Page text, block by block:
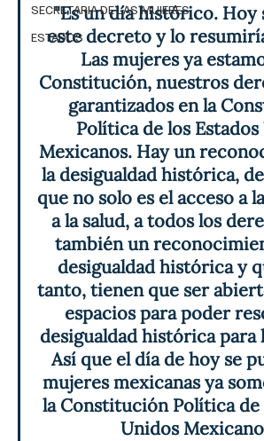
SECRETARIA DE LAS MUJERES
ESTADOS
"Es un día histórico. Hoy
este decreto y lo
Las mujeres ya
Constitución, nuestros
garantizados en la
Política de los
Mexicanos. Hay un
la desigualdad histórica,
que no solo es el acceso a
a la salud, a todos los
también un
desigualdad histórica y
tanto, tienen que ser
espacios para poder
desigualdad histórica para
Así que el día de hoy se
mujeres mexicanas ya
la Constitución Política de
Unidos